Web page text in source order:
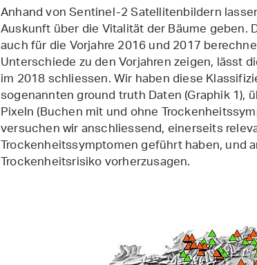
Anhand von Sentinel-2 Satellitenbildern
Auskunft über die Vitalität der Bäume geben.
auch für die Vorjahre 2016 und 2017
Unterschiede zu den Vorjahren zeigen, lässt
im 2018 schliessen. Wir haben diese
sogenannten ground truth Daten (Graphik
Pixeln (Buchen mit und ohne
versuchen wir anschliessend, einerseits
Trockenheitssymptomen geführt haben, und
Trockenheitsrisiko vorherzusagen.